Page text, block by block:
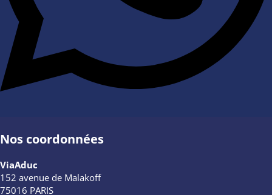
Nos coordonnées
ViaAduc
152 avenue de Malakoff
75016 PARIS